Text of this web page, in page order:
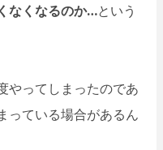
なくなるのか…という
やってしまったのであ
っている場合があるん